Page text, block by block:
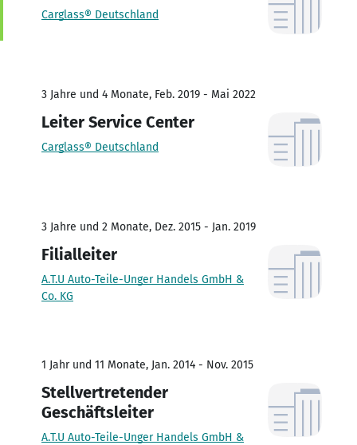
Carglass® Deutschland
3 Jahre und 4 Monate, Feb. 2019 - Mai 2022
Leiter Service Center
Carglass® Deutschland
3 Jahre und 2 Monate, Dez. 2015 - Jan. 2019
Filialleiter
A.T.U Auto-Teile-Unger Handels GmbH &
Co. KG
1 Jahr und 11 Monate, Jan. 2014 - Nov. 2015
Stellvertretender
Geschäftsleiter
A.T.U Auto-Teile-Unger Handels GmbH &